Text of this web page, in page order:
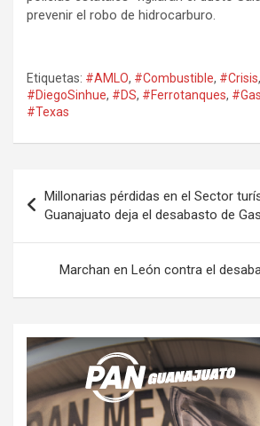
prevenir el robo de hidrocarburo.
Etiquetas: #AMLO, #Combustible, #Crisis,
#DiegoSinhue, #DS, #Ferrotanques,
#Texas
de
entradas
Millonarias pérdidas en el Sector
Guanajuato deja el desabasto de
Marchan en León contra el